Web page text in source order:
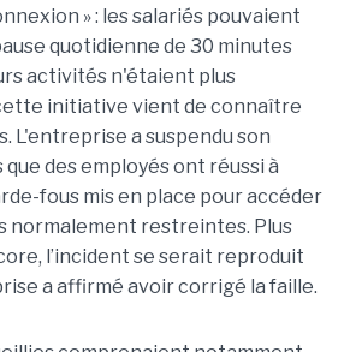
» : les salariés pouvaient
quotidienne de 30 minutes
activités n'étaient plus
initiative vient de connaître
L'entreprise a suspendu son
des employés ont réussi à
fous mis en place pour accéder
normalement restreintes. Plus
l’incident se serait reproduit
a affirmé avoir corrigé la faille.